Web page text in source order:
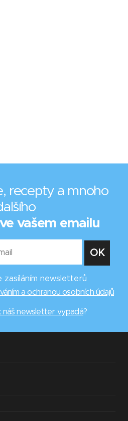
recepty a mnoho
vašem emailu
zasíláním newsletterů
a ochranou osobních údajů
náš newsletter vypadá?